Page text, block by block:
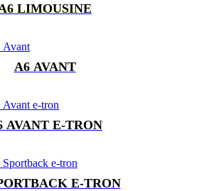
LIMOUSINE
A6 AVANT
AVANT E-TRON
E-TRON